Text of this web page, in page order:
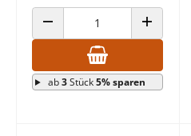
ANZAHL VERRINGERN ANZAHL
ab3Stück5% sparen